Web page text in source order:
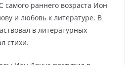
самого раннего возраста Ион
и любовь к литературе. В
в литературных
стихи.